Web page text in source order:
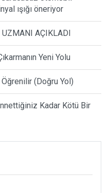
ışığı öneriyor
UZMANI AÇIKLADI
Yeni Yolu
(Doğru Yol)
Kadar Kötü Bir